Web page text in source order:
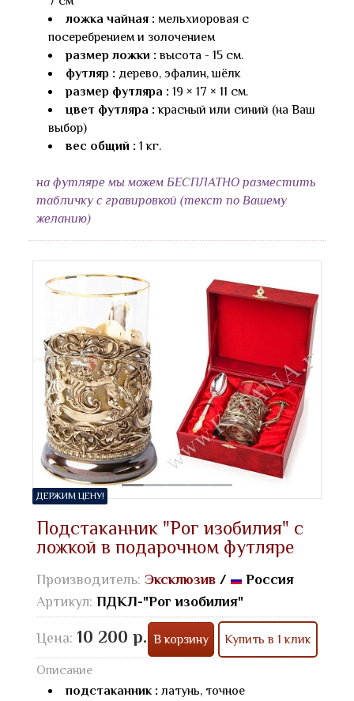
ложка чайная : мельхиоровая с
посеребрением и золочением
размер ложки : высота - 15 см.
футляр : дерево, эфалин, шёлк
размер футляра : 19 × 17 × 11 см.
цвет футляра : красный или синий (на Ваш
выбор)
вес общий : 1 кг.
на футляре мы можем БЕСПЛАТНО разместить
табличку с гравировкой (текст по Вашему
желанию)
ДЕРЖИМ ЦЕНУ!
Подстаканник "Рог изобилия" с
ложкой в подарочном футляре
Производитель: Эксклюзив /
Россия
Артикул: ПДКЛ-"Рог изобилия"
Цена: 10 200 р. В корзину Купить в 1 клик
Описание
подстаканник : латунь, точное